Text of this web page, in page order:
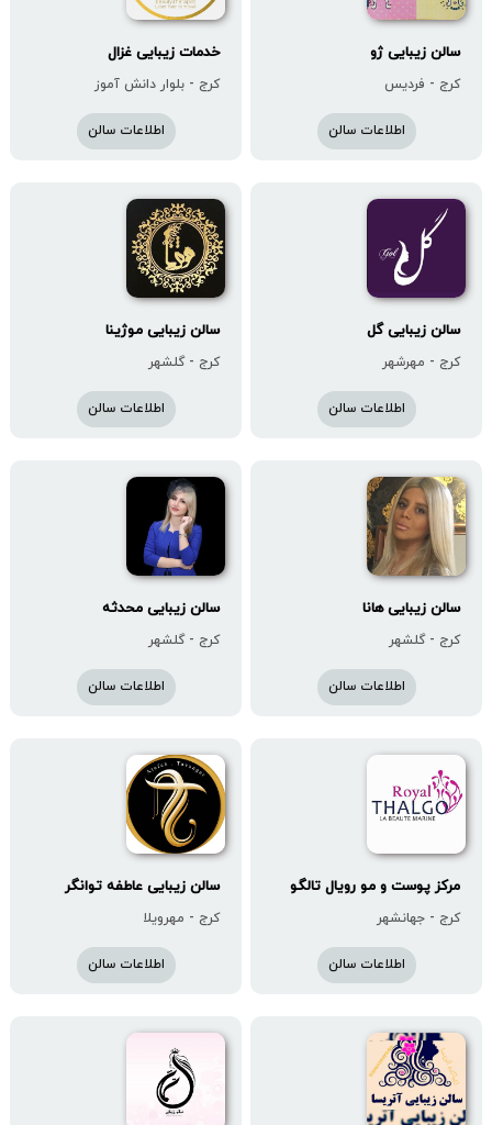
سالن زیبایی ژو
کرج - فردیس
اطلاعات سالن
خدمات زیبایی غزال
کرج - بلوار دانش آموز
اطلاعات سالن
سالن زیبایى گل
کرج - مهرشهر
اطلاعات سالن
سالن زیبایی موژینا
کرج - گلشهر
اطلاعات سالن
سالن زیبایی هانا
کرج - گلشهر
اطلاعات سالن
سالن زیبایی محدثه
کرج - گلشهر
اطلاعات سالن
مرکز پوست و مو رویال تالگو
کرج - جهانشهر
اطلاعات سالن
سالن زیبایی عاطفه توانگر
کرج - مهرویلا
اطلاعات سالن